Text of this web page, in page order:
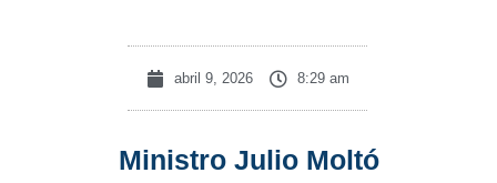
abril 9, 2026 8:29 am
Ministro Julio Moltó